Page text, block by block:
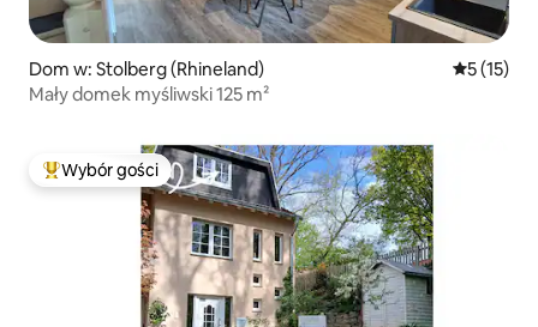
Dom w: Stolberg (Rhineland) Średnia
5 (15)
Mały domek myśliwski 125 m²
Najpopularniejsze z kategorii Wybór gości
Wybór gości